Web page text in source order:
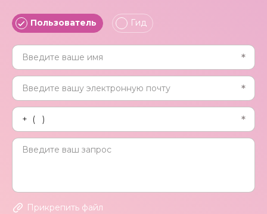
Пользователь Гид
Прикрепить файл